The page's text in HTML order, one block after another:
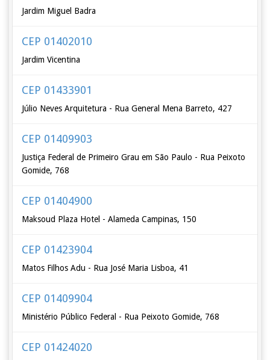
Jardim Miguel Badra
CEP 01402010
Jardim Vicentina
CEP 01433901
Júlio Neves Arquitetura - Rua General Mena Barreto, 427
CEP 01409903
Justiça Federal de Primeiro Grau em São Paulo - Rua Peixoto
Gomide, 768
CEP 01404900
Maksoud Plaza Hotel - Alameda Campinas, 150
CEP 01423904
Matos Filhos Adu - Rua José Maria Lisboa, 41
CEP 01409904
Ministério Público Federal - Rua Peixoto Gomide, 768
CEP 01424020